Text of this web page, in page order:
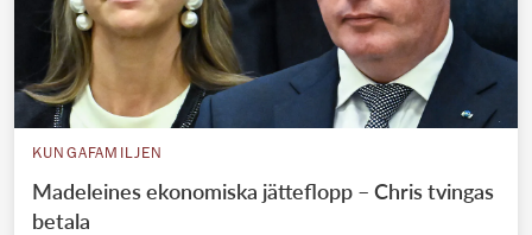
KUNGAFAMILJEN
Madeleines ekonomiska jätteflopp – Chris tvingas
betala